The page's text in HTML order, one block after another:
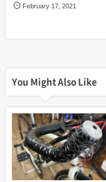
February 17 ,2021
You Might Also Like